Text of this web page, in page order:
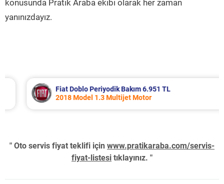
konusunda Pratik Araba ekibi olarak her zaman
yanınızdayız.
Fiat Doblo Periyodik Bakım 6.951 TL
2018 Model 1.3 Multijet Motor
" Oto servis fiyat teklifi için www.pratikaraba.com/servis-
fiyat-listesi tıklayınız. "